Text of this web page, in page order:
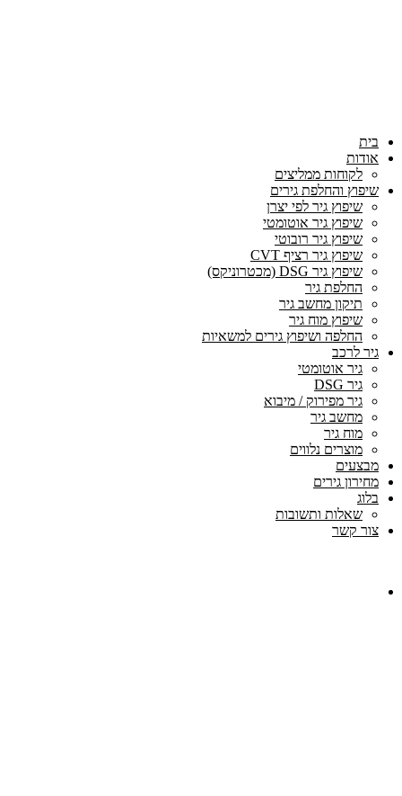
בית
אודות
לקוחות ממליצים
שיפוץ והחלפת גירים
שיפוץ גיר לפי יצרן
שיפוץ גיר אוטומטי
שיפוץ גיר רובוטי
שיפוץ גיר רציף CVT
שיפוץ גיר DSG (מכטרוניקס)
החלפת גיר
תיקון מחשב גיר
שיפוץ מוח גיר
החלפה ושיפוץ גירים למשאיות
גיר לרכב
גיר אוטומטי
גיר DSG
גיר מפירוק / מיבוא
מחשב גיר
מוח גיר
מוצרים נלווים
מבצעים
מחירון גירים
בלוג
שאלות ותשובות
צור קשר